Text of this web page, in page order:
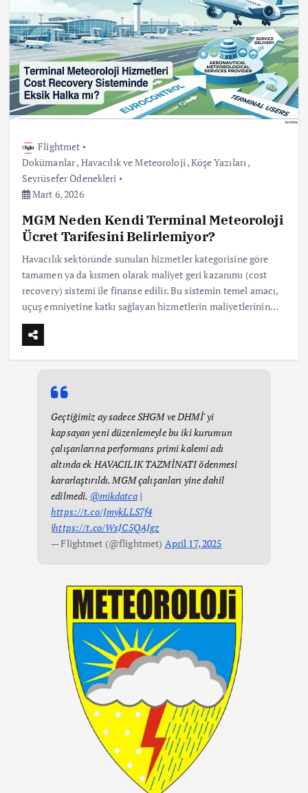
Flightmet
Dokümanlar, Havacılık ve Meteoroloji,Köşe Yazıları,
Seyrüsefer Ödenekleri
Mart 6, 2026
MGM Neden Kendi Terminal Meteoroloji
Ücret Tarifesini Belirlemiyor?
Havacılık sektöründe sunulan hizmetler kategorisine göre
tamamen ya da kısmen olarak maliyet geri kazanımı (cost
recovery) sistemi ile finanse edilir. Bu sistemin temel amacı,
uçuş emniyetine katkı sağlayan hizmetlerin maliyetlerinin…
Geçtiğimiz ay sadece SHGM ve DHMİ' yi
kapsayan yeni düzenlemeyle bu iki kurumun
çalışanlarına performans primi kalemi adı
altında ek HAVACILIK TAZMİNATI ödenmesi
kararlaştırıldı. MGM çalışanları yine dahil
edilmedi. @mikdatca|
https://t.co/JmykLLS7f4
|https://t.co/WsJC5QAJgz
— Flightmet (@flightmet) April 17, 2025